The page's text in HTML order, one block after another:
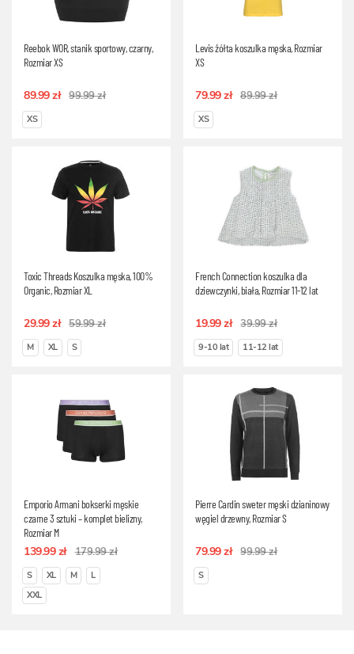
Reebok WOR, stanik sportowy, czarny,
Rozmiar XS
89.99 zł 99.99 zł
XS
Levis żółta koszulka męska, Rozmiar
XS
79.99 zł 89.99 zł
XS
Toxic Threads Koszulka męska, 100%
Organic, Rozmiar XL
29.99 zł 59.99 zł
M XL S
French Connection koszulka dla
dziewczynki, biała, Rozmiar 11-12 lat
19.99 zł 39.99 zł
9-10 lat 11-12 lat
Emporio Armani bokserki męskie
czarne 3 sztuki – komplet bielizny,
Rozmiar M
139.99 zł 179.99 zł
S XL M
L
XXL
Pierre Cardin sweter męski dzianinowy
węgiel drzewny, Rozmiar S
79.99 zł 99.99 zł
S